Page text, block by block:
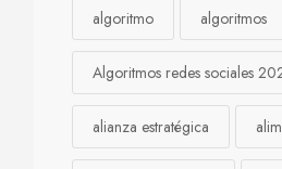
algoritmo algoritmos
Algoritmos redes sociales
alianza estratégica